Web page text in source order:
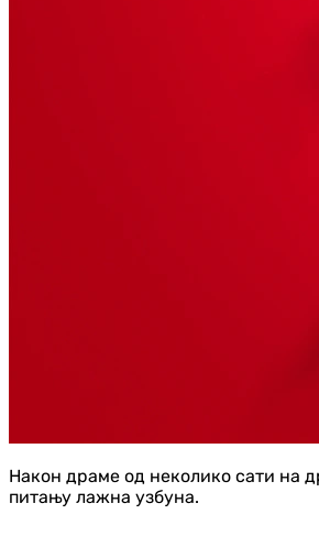
Након драме од неколико сати на
питању лажна узбуна.